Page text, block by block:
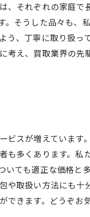
、それぞれの家庭
。そうした品々も
う、丁寧に取り扱
考え、買取業界の
スが増えていま
も多くあります。
ても適正な価格
や取扱い方法にも
きます。どうぞお